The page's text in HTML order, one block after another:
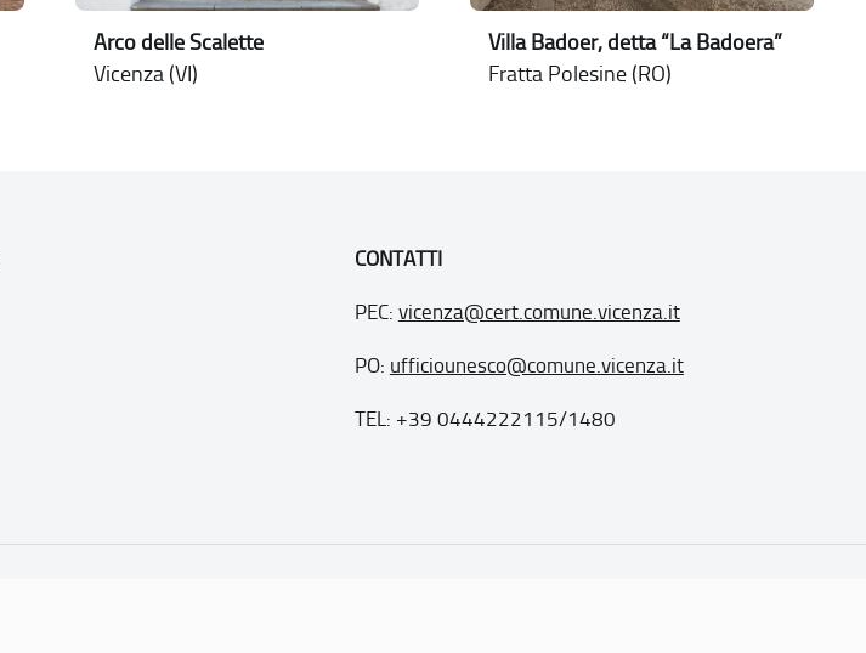
Arco delle Scalette
Vicenza (VI)
Villa Badoer, detta “La Badoera”
Fratta Polesine (RO)
CONTATTI
PEC: vicenza@cert.comune.vicenza.it
PO: ufficiounesco@comune.vicenza.it
TEL: +39 0444222115/1480